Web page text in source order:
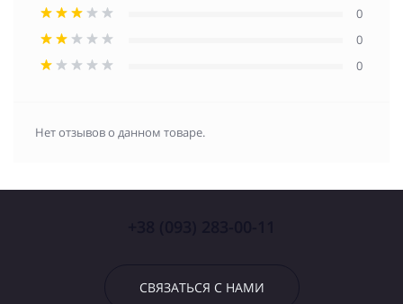
0
0
0
Нет отзывов о данном товаре.
СВЯЗАТЬСЯ С НАМИ